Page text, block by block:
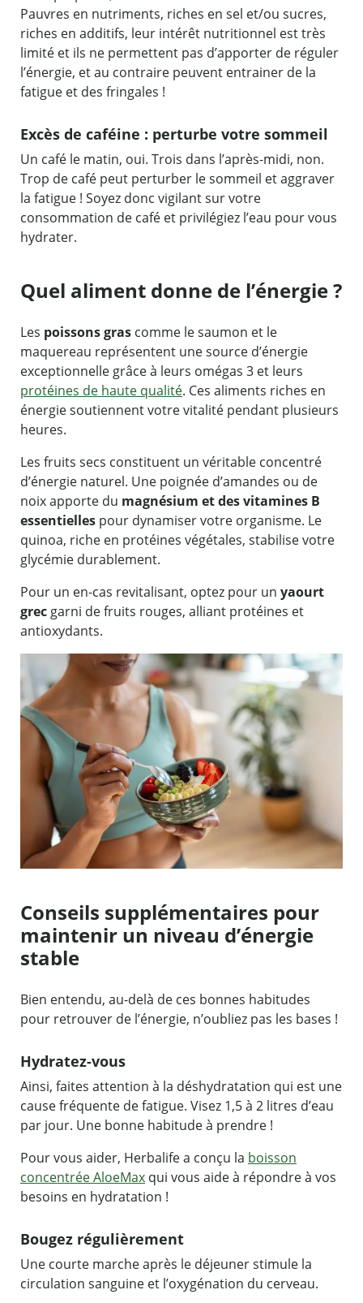
Pauvres en nutriments, riches en sel et/ou sucres,
riches en additifs, leur intérêt nutritionnel est très
limité et ils ne permettent pas d’apporter de réguler
l’énergie, et au contraire peuvent entrainer de la
fatigue et des fringales !
Excès de caféine : perturbe votre sommeil
Un café le matin, oui. Trois dans l’après-midi, non.
Trop de café peut perturber le sommeil et aggraver
la fatigue ! Soyez donc vigilant sur votre
consommation de café et privilégiez l’eau pour vous
hydrater.
Quel aliment donne de l’énergie ?
Les poissons gras comme le saumon et le
maquereau représentent une source d’énergie
exceptionnelle grâce à leurs omégas 3 et leurs
protéines de haute qualité. Ces aliments riches en
énergie soutiennent votre vitalité pendant plusieurs
heures.
Les fruits secs constituent un véritable concentré
d’énergie naturel. Une poignée d’amandes ou de
noix apporte du magnésium et des vitamines B
essentielles pour dynamiser votre organisme. Le
quinoa, riche en protéines végétales, stabilise votre
glycémie durablement.
Pour un en-cas revitalisant, optez pour un yaourt
grec garni de fruits rouges, alliant protéines et
antioxydants.
Conseils supplémentaires pour
maintenir un niveau d’énergie
stable
Bien entendu, au-delà de ces bonnes habitudes
pour retrouver de l’énergie, n’oubliez pas les bases !
Hydratez-vous
Ainsi, faites attention à la déshydratation qui est une
cause fréquente de fatigue. Visez 1,5 à 2 litres d’eau
par jour. Une bonne habitude à prendre !
Pour vous aider, Herbalife a conçu la boisson
concentrée AloeMax qui vous aide à répondre à vos
besoins en hydratation !
Bougez régulièrement
Une courte marche après le déjeuner stimule la
circulation sanguine et l’oxygénation du cerveau.